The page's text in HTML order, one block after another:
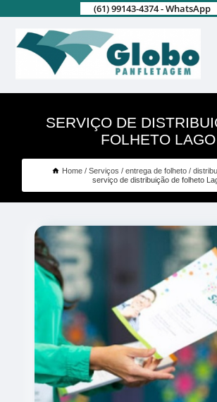
(61) 99143-4374 - WhatsApp
SERVIÇO DE
FOLHETO LAGO
Home Serviços entrega de folheto
serviço de distribuição de folheto